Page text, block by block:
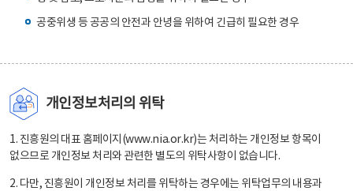
공중위생 등 공공의 안전과 안녕을 위하여 긴급히 필요한 경우
개인정보처리의 위탁
1. 진흥원의 대표 홈페이지(www.nia.or.kr)는 처리하는 개인정보 항목이
없으므로 개인정보 처리와 관련한 별도의 위탁사항이 없습니다.
2. 다만, 진흥원이 개인정보 처리를 위탁하는 경우에는 위탁업무의 내용과